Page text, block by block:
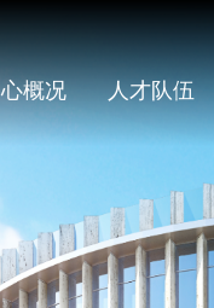
概况 人才队伍